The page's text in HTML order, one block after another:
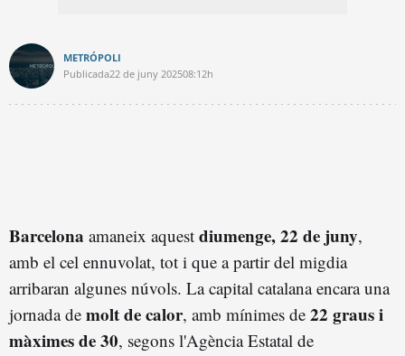
METRÓPOLI
Publicada22 de juny 202508:12h
Barcelona amaneix aquest diumenge, 22 de juny,
amb el cel ennuvolat, tot i que a partir del migdia
arribaran algunes núvols. La capital catalana encara una
jornada de molt de calor, amb mínimes de 22 graus i
màximes de 30, segons l'Agència Estatal de